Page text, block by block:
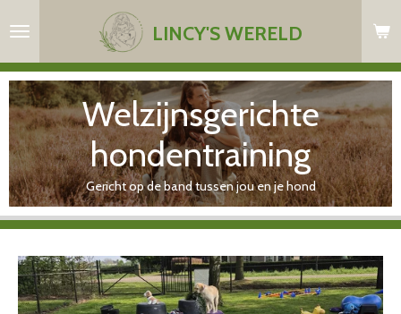
direct
de
hoofdinhoud
LINCY'S WERELD
Welzijnsgerichte
hondentraining
Gericht op de band tussen jou en je hond